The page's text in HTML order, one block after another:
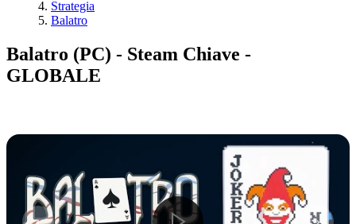
Strategia
Balatro
Balatro (PC) - Steam Chiave -
GLOBALE